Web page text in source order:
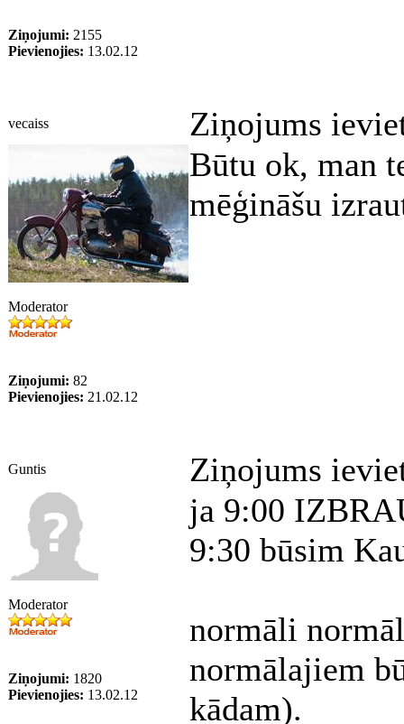
Ziņojumi: 2155
Pievienojies: 13.02.12
vecaiss Ziņojums
Moderator
Ziņojumi: 82
Pievienojies: 21.02.12
Būtu ok, man
mēģināšu
Guntis Ziņojums
Moderator
Ziņojumi: 1820
Pievienojies: 13.02.12
ja 9:00
9:30 būsim
normāli
normālajiem
kādam).